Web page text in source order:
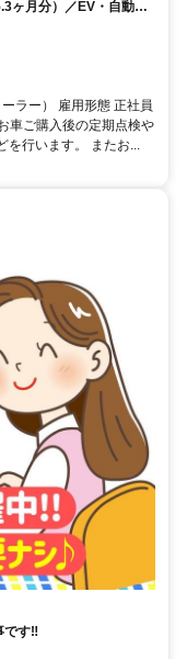
ヶ月分）／EV・自動運
ラー） 雇用形態 正社員
車ご購入後の定期点検や
行います。 またお...
です‼